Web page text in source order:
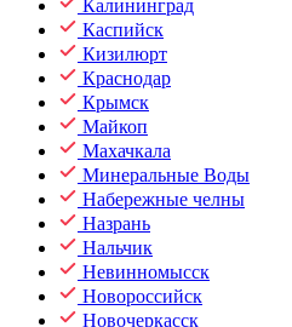
Калининград
Каспийск
Кизилюрт
Краснодар
Крымск
Майкоп
Махачкала
Минеральные Воды
Набережные челны
Назрань
Нальчик
Невинномысск
Новороссийск
Новочеркасск